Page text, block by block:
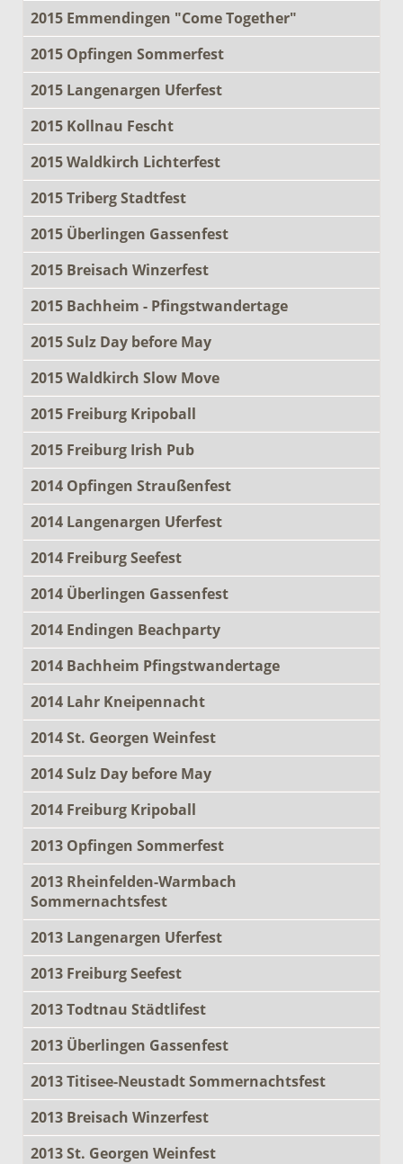
2015 Emmendingen "Come Together"
2015 Opfingen Sommerfest
2015 Langenargen Uferfest
2015 Kollnau Fescht
2015 Waldkirch Lichterfest
2015 Triberg Stadtfest
2015 Überlingen Gassenfest
2015 Breisach Winzerfest
2015 Bachheim - Pfingstwandertage
2015 Sulz Day before May
2015 Waldkirch Slow Move
2015 Freiburg Kripoball
2015 Freiburg Irish Pub
2014 Opfingen Straußenfest
2014 Langenargen Uferfest
2014 Freiburg Seefest
2014 Überlingen Gassenfest
2014 Endingen Beachparty
2014 Bachheim Pfingstwandertage
2014 Lahr Kneipennacht
2014 St. Georgen Weinfest
2014 Sulz Day before May
2014 Freiburg Kripoball
2013 Opfingen Sommerfest
2013 Rheinfelden-Warmbach
Sommernachtsfest
2013 Langenargen Uferfest
2013 Freiburg Seefest
2013 Todtnau Städtlifest
2013 Überlingen Gassenfest
2013 Titisee-Neustadt Sommernachtsfest
2013 Breisach Winzerfest
2013 St. Georgen Weinfest